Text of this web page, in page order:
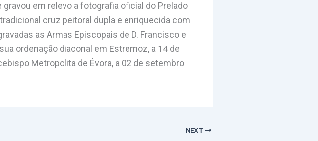
em relevo a fotografia oficial do Prelado
cruz peitoral dupla e enriquecida com
as Armas Episcopais de D. Francisco e
ordenação diaconal em Estremoz, a 14 de
Metropolita de Évora, a 02 de setembro
NEXT